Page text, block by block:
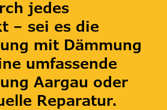
jedes
– sei es die
mit Dämmung
umfassende
Aargau oder
Reparatur.